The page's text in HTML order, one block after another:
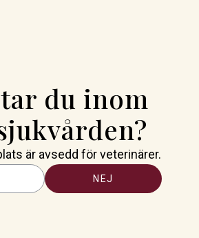
vallens
ett
i precis
vart tredje
du inom
är avsedd för veterinärer.
NEJ